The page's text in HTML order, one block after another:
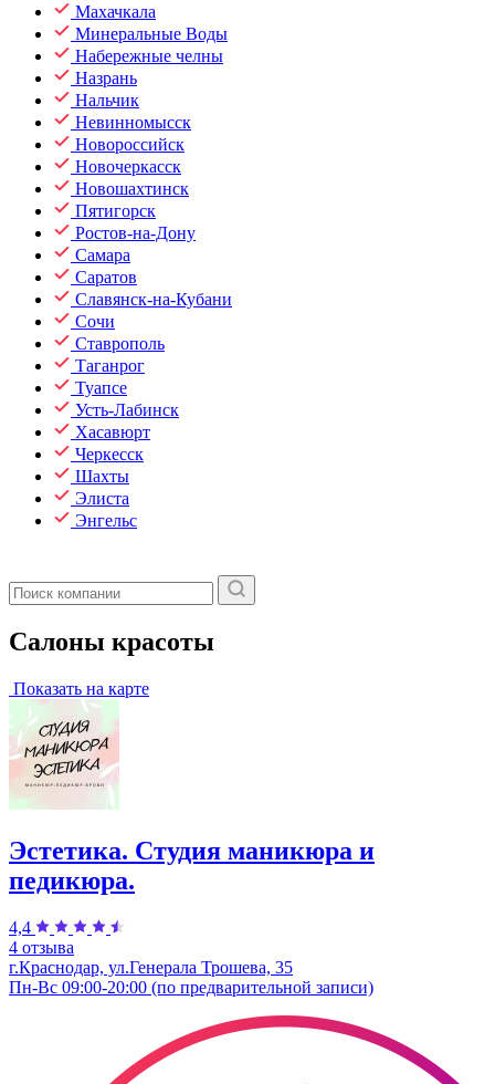
Махачкала
Минеральные Воды
Набережные челны
Назрань
Нальчик
Невинномысск
Новороссийск
Новочеркасск
Новошахтинск
Пятигорск
Ростов-на-Дону
Самара
Саратов
Славянск-на-Кубани
Сочи
Ставрополь
Таганрог
Туапсе
Усть-Лабинск
Хасавюрт
Черкесск
Шахты
Элиста
Энгельс
Салоны красоты
Показать на карте
Эстетика. Студия маникюра и
педикюра.
4,4
4 отзыва
г.Краснодар, ул.Генерала Трошева, 35
Пн-Вс 09:00-20:00 (по предварительной записи)